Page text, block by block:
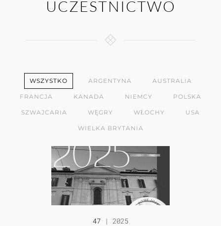
UCZESTNICTWO
WSZYSTKO ARGENTYNA AUSTRALIA
FRANCJA KANADA NIEMCY POLSKA
SZWAJCARIA WĘGRY WŁOCHY USA
WIELKA BRYTANIA
47 | 2025